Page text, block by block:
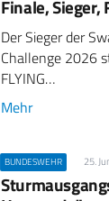
Finale, Sieger,
Der Sieger der
Challenge 2026
FLYING…
Mehr
BUNDESWEHR 25.